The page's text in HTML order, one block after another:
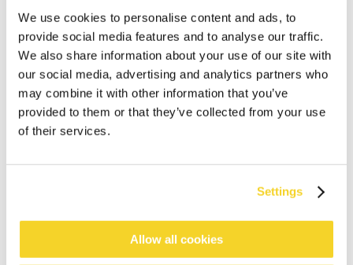
We use cookies to personalise content and ads, to
provide social media features and to analyse our traffic.
We also share information about your use of our site with
our social media, advertising and analytics partners who
may combine it with other information that you’ve
provided to them or that they’ve collected from your use
of their services.
Settings
Allow all cookies
IN WINKELWAGEN
Bestellingen die op werkdagen vóór 12:00 uur
worden geplaatst, worden dezelfde dag verzonden
NL
Binnen 30 dagen retourneren